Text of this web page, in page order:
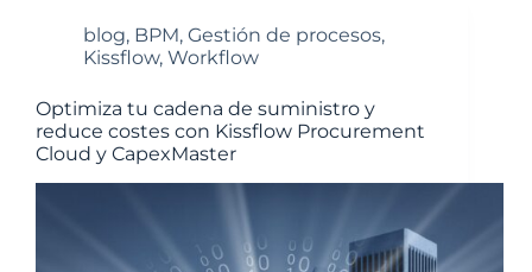
blog, BPM, Gestión de procesos,
Kissflow, Workflow
Optimiza tu cadena de suministro y
reduce costes con Kissflow Procurement
Cloud y CapexMaster